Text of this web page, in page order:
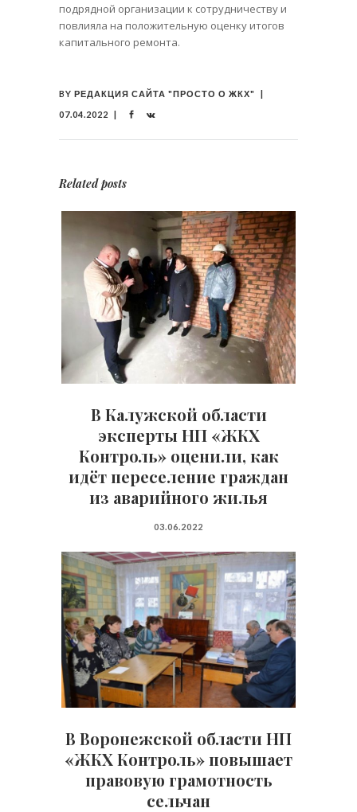
подрядной организации к сотрудничеству и
повлияла на положительную оценку итогов
капитального ремонта.
BY РЕДАКЦИЯ САЙТА "ПРОСТО О ЖКХ"
07.04.2022
Related posts
В Калужской области
эксперты НП «ЖКХ
Контроль» оценили, как
идёт переселение граждан
из аварийного жилья
03.06.2022
В Воронежской области НП
«ЖКХ Контроль» повышает
правовую грамотность
сельчан